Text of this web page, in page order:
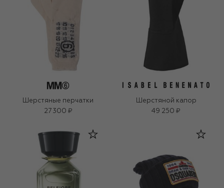
Шерстяные перчатки
27 300 ₽
Шерстяной капор
49 250 ₽